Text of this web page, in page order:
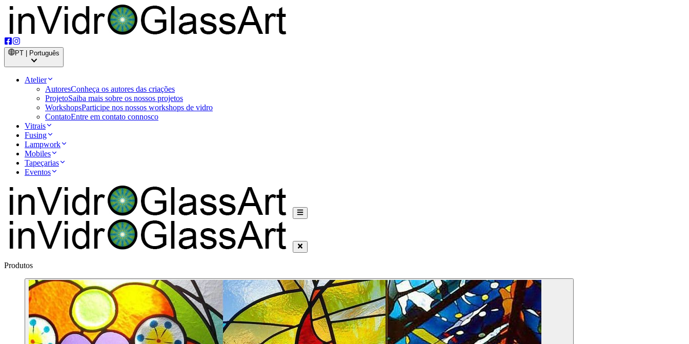
PT | Português
Atelier
AutoresConheça os autores das criações
ProjetoSaiba mais sobre os nossos projetos
WorkshopsParticipe nos nossos workshops de vidro
ContatoEntre em contato connosco
Vitrais
Fusing
Lampwork
Mobiles
Tapeçarias
Eventos
Produtos